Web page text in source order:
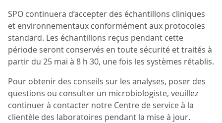
SPO continuera d’accepter des échantillons cliniques
et environnementaux conformément aux protocoles
standard. Les échantillons reçus pendant cette
période seront conservés en toute sécurité et traités à
partir du 25 mai à 8 h 30, une fois les systèmes rétablis.
Pour obtenir des conseils sur les analyses, poser des
questions ou consulter un microbiologiste, veuillez
continuer à contacter notre Centre de service à la
clientèle des laboratoires pendant la mise à jour.